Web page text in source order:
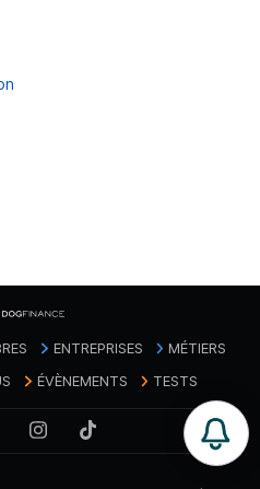
ENTREPRISES
MÉTIERS
ÉVÈNEMENTS TESTS